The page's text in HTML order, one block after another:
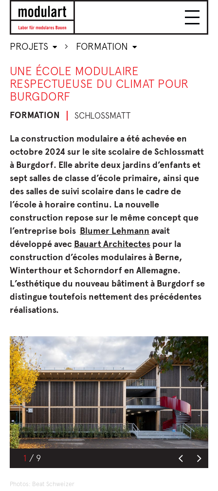
PROJETS FORMATION
UNE ÉCOLE MODULAIRE
RESPECTUEUSE DU CLIMAT POUR
BURGDORF
FORMATION SCHLOSSMATT
La construction modulaire a été achevée en
octobre 2024 sur le site scolaire de Schlossmatt
à Burgdorf. Elle abrite deux jardins d’enfants et
sept salles de classe d’école primaire, ainsi que
des salles de suivi scolaire dans le cadre de
l’école à horaire continu. La nouvelle
construction repose sur le même concept que
l’entreprise bois Blumer Lehmann avait
développé avec Bauart Architectes pour la
construction d’écoles modulaires à Berne,
Winterthour et Schorndorf en Allemagne.
L’esthétique du nouveau bâtiment à Burgdorf se
distingue toutefois nettement des précédentes
réalisations.
1
Photos: Beat Schweizer